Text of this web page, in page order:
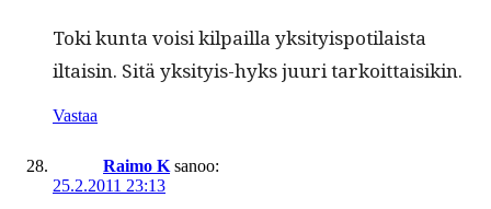
Toki kun­ta voisi kil­pail­la yksi­ty­is­poti­laista
iltaisin. Sitä yksi­tyis-hyks juuri tarkoittaisikin.
Vastaa
Raimo K sanoo:
25.2.2011 23:13